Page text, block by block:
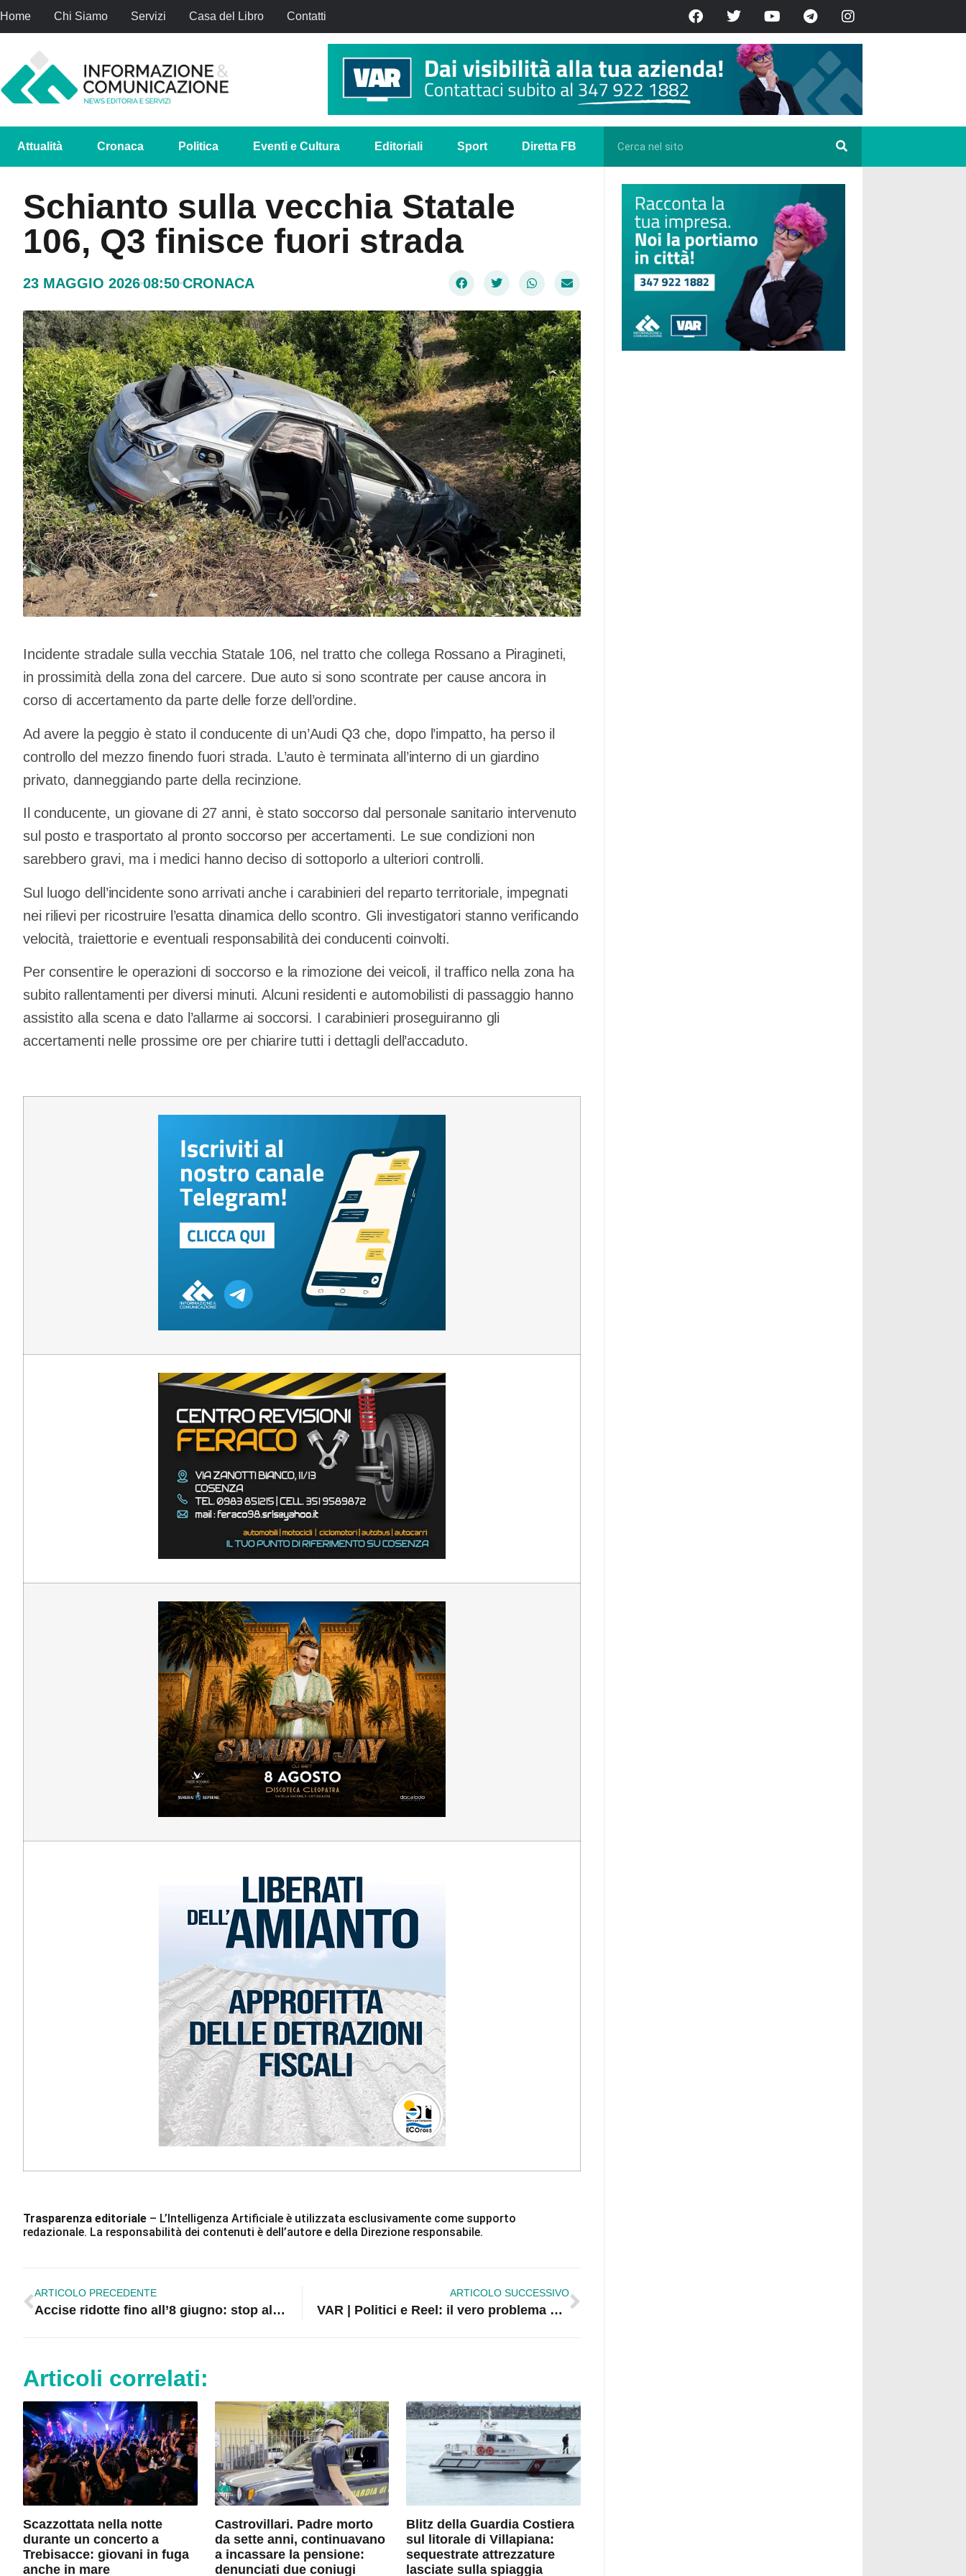
Home Chi Siamo Servizi Casa del Libro Contatti
Attualità Cronaca Politica Eventi e Cultura Editoriali Sport Diretta FB
Schianto sulla vecchia Statale
106, Q3 finisce fuori strada
23 MAGGIO 202608:50CRONACA
Incidente stradale sulla vecchia Statale 106, nel tratto che collega Rossano a Piragineti,
in prossimità della zona del carcere. Due auto si sono scontrate per cause ancora in
corso di accertamento da parte delle forze dell’ordine.
Ad avere la peggio è stato il conducente di un’Audi Q3 che, dopo l’impatto, ha perso il
controllo del mezzo finendo fuori strada. L’auto è terminata all’interno di un giardino
privato, danneggiando parte della recinzione.
Il conducente, un giovane di 27 anni, è stato soccorso dal personale sanitario intervenuto
sul posto e trasportato al pronto soccorso per accertamenti. Le sue condizioni non
sarebbero gravi, ma i medici hanno deciso di sottoporlo a ulteriori controlli.
Sul luogo dell’incidente sono arrivati anche i carabinieri del reparto territoriale, impegnati
nei rilievi per ricostruire l’esatta dinamica dello scontro. Gli investigatori stanno verificando
velocità, traiettorie e eventuali responsabilità dei conducenti coinvolti.
Per consentire le operazioni di soccorso e la rimozione dei veicoli, il traffico nella zona ha
subito rallentamenti per diversi minuti. Alcuni residenti e automobilisti di passaggio hanno
assistito alla scena e dato l’allarme ai soccorsi. I carabinieri proseguiranno gli
accertamenti nelle prossime ore per chiarire tutti i dettagli dell’accaduto.
Trasparenza editoriale – L’Intelligenza Artificiale è utilizzata esclusivamente come supporto
redazionale. La responsabilità dei contenuti è dell’autore e della Direzione responsabile.
ARTICOLO PRECEDENTE
Accise ridotte fino all’8 giugno: stop allo sciopero degli autotrasportatori
ARTICOLO SUCCESSIVO
VAR | Politici e Reel: il vero problema non è il video, ma il messaggio | VIDEO
Articoli correlati:
Scazzottata nella notte
durante un concerto a
Trebisacce: giovani in fuga
anche in mare
Castrovillari. Padre morto
da sette anni, continuavano
a incassare la pensione:
denunciati due coniugi
Blitz della Guardia Costiera
sul litorale di Villapiana:
sequestrate attrezzature
lasciate sulla spiaggia